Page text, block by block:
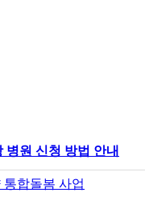
원 신청 방법 안내
통합돌봄 사업